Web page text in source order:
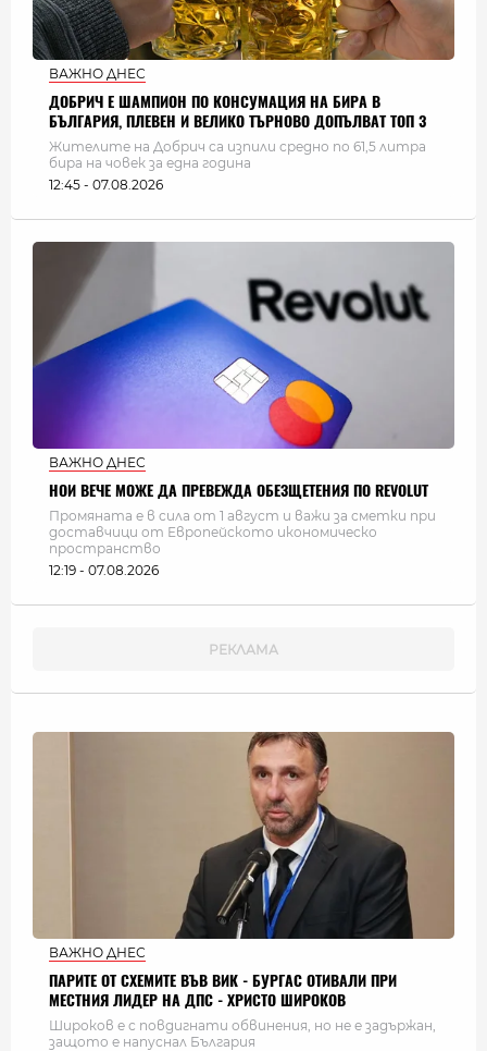
ВАЖНО ДНЕС
ДОБРИЧ Е ШАМПИОН ПО КОНСУМАЦИЯ НА БИРА В
БЪЛГАРИЯ, ПЛЕВЕН И ВЕЛИКО ТЪРНОВО ДОПЪЛВАТ ТОП 3
Жителите на Добрич са изпили средно по 61,5 литра
бира на човек за една година
12:45 - 07.08.2026
ВАЖНО ДНЕС
НОИ ВЕЧЕ МОЖЕ ДА ПРЕВЕЖДА ОБЕЗЩЕТЕНИЯ ПО REVOLUT
Промяната е в сила от 1 август и важи за сметки при
доставчици от Европейското икономическо
пространство
12:19 - 07.08.2026
ВАЖНО ДНЕС
ПАРИТЕ ОТ СХЕМИТЕ ВЪВ ВИК - БУРГАС ОТИВАЛИ ПРИ
МЕСТНИЯ ЛИДЕР НА ДПС - ХРИСТО ШИРОКОВ
Широков е с повдигнати обвинения, но не е задържан,
защото е напуснал България